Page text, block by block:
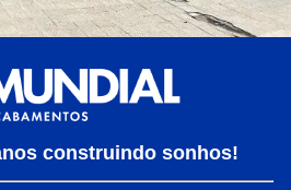
construindo sonhos!